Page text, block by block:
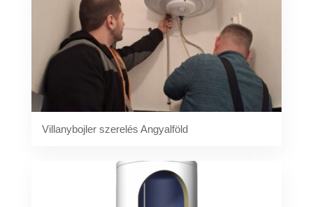
Villanybojler szerelés Angyalföld